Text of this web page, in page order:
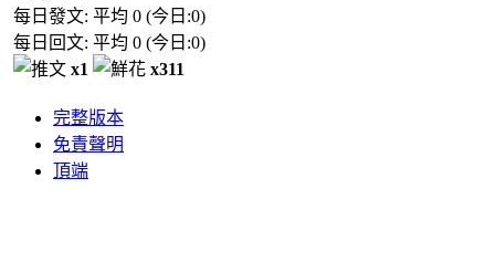
每日發文: 平均 0 (今日:0)
每日回文: 平均 0 (今日:0)
x1
x311
完整版本
免責聲明
頂端